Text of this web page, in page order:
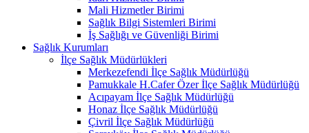
Mali Hizmetler Birimi
Sağlık Bilgi Sistemleri Birimi
İş Sağlığı ve Güvenliği Birimi
Sağlık Kurumları
İlçe Sağlık Müdürlükleri
Merkezefendi İlçe Sağlık Müdürlüğü
Pamukkale H.Cafer Özer İlçe Sağlık Müdürlüğü
Acıpayam İlçe Sağlık Müdürlüğü
Honaz İlçe Sağlık Müdürlüğü
Çivril İlçe Sağlık Müdürlüğü